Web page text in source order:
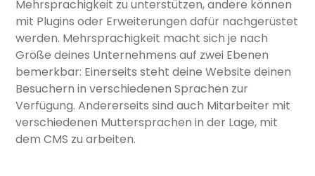
Mehrsprachigkeit zu unterstützen, andere können
mit Plugins oder Erweiterungen dafür nachgerüstet
werden. Mehrsprachigkeit macht sich je nach
Größe deines Unternehmens auf zwei Ebenen
bemerkbar: Einerseits steht deine Website deinen
Besuchern in verschiedenen Sprachen zur
Verfügung. Andererseits sind auch Mitarbeiter mit
verschiedenen Muttersprachen in der Lage, mit
dem CMS zu arbeiten.